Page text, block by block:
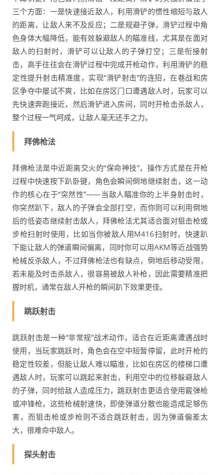
三个方面：一是快速接近敌人，利用滑铲的惯性缩短与敌人
的距离，让敌人来不及反应；二是规避子弹，滑铲过程中角
色身体大幅降低，能有效躲避敌人的瞄准线，尤其是在面对
敌人的扫射时，滑铲可以让敌人的子弹打空；三是衔接射
击，高手往往会在滑铲过程中完成开枪动作，利用滑铲的稳
定性提升射击精准度，实现“滑铲射击”的连招，在巷战和房
区争夺中屡试不爽，比如在房区门口遭遇敌人时，玩家可以
先快速奔跑接近，然后滑铲进入房间，同时开枪击杀敌人，
整个过程一气呵成，让敌人毫无还手之力。
拜佛枪法
拜佛枪法是中近距离交火的“保命神技”，操作方式是在开枪
过程中快速按下趴卧键，角色会瞬间倒地继续射击，这一动
作的核心在于“突然性”——当敌人瞄准你的上半身射击时，
你突然趴下，敌人的子弹会全部打空，而你则可以利用倒地
后的低姿态继续射击敌人，拜佛枪法尤其适合面对狙击枪或
步枪扫射时使用，比如当你被敌人用M416扫射时，快速趴
下能让敌人的弹道瞬间偏离，同时你可以用AKM等近战强势
枪械反杀敌人，不过拜佛枪法也有缺点，倒地后移动受限，
若未能及时击杀敌人，很容易被敌人补枪，因此需要精准把
握时机，通常在敌人开枪的瞬间趴下效果更佳。
跳跃射击
跳跃射击是一种“非常规”战术动作，适合在近距离遭遇战时
使用，当玩家跳跃时，角色会在空中短暂停留，此时开枪的
稳定性较差，但能让敌人难以瞄准，比如在房区的楼梯口遭
遇敌人时，玩家可以跳起来射击，利用空中的位移躲避敌人
的子弹，同时给敌人造成压力，跳跃射击更适合使用霰弹枪
或冲锋枪，这些枪械射速快，即使弹道分散也能造成足够伤
害，而狙击枪或步枪则不适合跳跃射击，因为弹道偏差太
大，很难命中敌人。
探头射击